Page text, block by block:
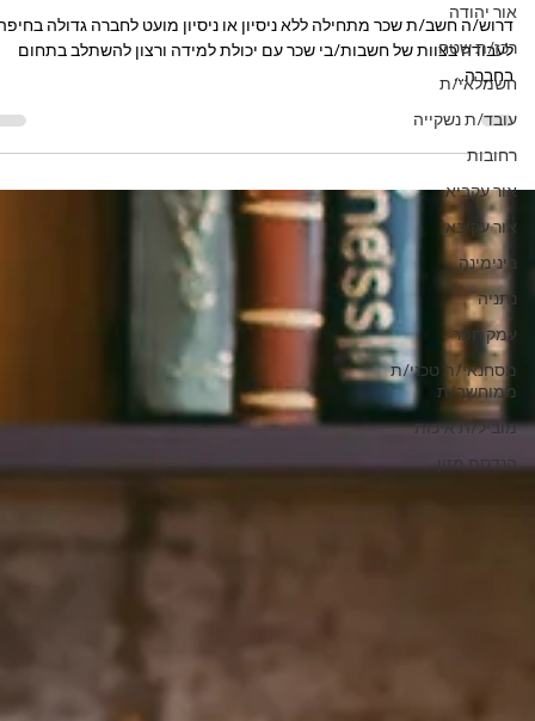
אור יהודה
רכז/ת שטח
חשמלאי/ת
עובד/ת נשקייה
רחובות
אור עקביא
אור עקיבא
בינימינה
נתניה
עמק חפר
מסחנאי/ת טכני/ת
ממוחשב/ת
מוביל/ת איכות
הנדסת מזון
משרות באזור הצפון
דרוש/ה חשב/ת שכר
מתחילה ללא ניסיון או ניסיון
מועט לחברה גדולה בחיפה
דרוש/ה חשב/ת שכר מתחילה ללא ניסיון או ניסיון מועט לחברה גדולה
לעבודה בצוות של חשבות/בי שכר עם יכולת למידה ורצון להשתלב בתחום
בחברה...